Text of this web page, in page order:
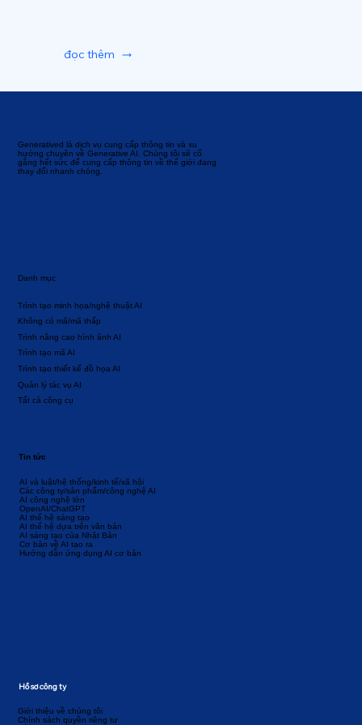
Generatived là dịch vụ cung cấp thông tin và xu
hướng chuyên về Generative AI. Chúng tôi sẽ cố
gắng hết sức để cung cấp thông tin về thế giới đang
thay đổi nhanh chóng.
Danh mục
Tất cả công cụ
Quản lý tác vụ AI
Trình tạo thiết kế đồ họa AI
Không có mã/mã thấp
Trình tạo mã AI
Trình nâng cao hình ảnh AI
Trình tạo minh họa/nghệ thuật AI
AI và luật/hệ thống/kinh tế/xã hội
Các công ty/sản phẩm/công nghệ AI
AI công nghệ lớn
OpenAI/ChatGPT
AI thế hệ sáng tạo
AI thế hệ dựa trên văn bản
AI sáng tạo của Nhật Bản
Cơ bản về AI tạo ra
Hướng dẫn ứng dụng AI cơ bản
Tin tức
Giới thiệu về chúng tôi
Chính sách quyền riêng tư
Hồ sơ công ty
đọc thêm